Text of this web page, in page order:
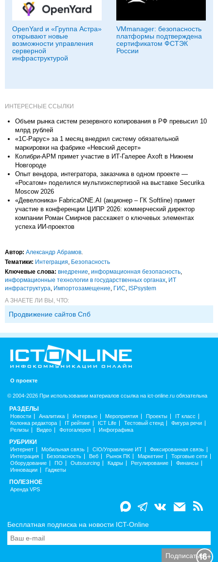
OpenYard и «Группа Астра»
открывают новые
возможности управления
серверной
инфраструктурой
VMmanager: безопасность
платформы подтверждена
сертификатом ФСТЭК
России
ИНТЕРЕСНЫЕ ССЫЛКИ
Объем рынка систем резервного копирования в РФ превысил 10
млрд рублей
«1С-Рарус» за 1 месяц внедрил систему обязательной
маркировки на фабрике «Невский десерт»
Колибри-АРМ примет участие в ИТ-Галерее Axoft в Нижнем
Новгороде
Опыт вендора, интегратора, заказчика в одном проекте ―
«Росатом» поделился мультиэкспертизой на выставке Securika
Moscow 2026
«Девелоника» FabricaONE.AI (акционер – ГК Softline) примет
участие в конференции ЦИПР 2026: коммерческий директор
компании Роман Смирнов расскажет о ключевых элементах
успеха ИИ-проектов
Автор: Александр Абрамов.
Тематики: Интеграция, Безопасность
Ключевые слова: внедрение, информационная безопасность,
информационные технологии в государственных органах, ИТ
инфраструктура, Импорто­замещение, ГИС, ISPsystem
А ЗНАЕТЕ ЛИ ВЫ, ЧТО:
Продвижение сайтов Спб
О проекте
© 2004-2026 При использовании материалов ссылка на ict-online.ru обязательна
РАЗДЕЛЫ
Новости Аналитика Интервью Мероприятия Проекты
IT класс
Колонка редактора
IT рейтинг ICT Life Тестовый стенд
Фигура речи
Релизы
Видео Фотогалерея Инфографика
РУБРИКИ
Интернет Мобильная связь CIO/Управление ИТ
Фиксированная связь
Интеграция
Безопасность Веб Рынок ПК Маркетинг
Торговые сети
Оборудование
ПО Outsourcing Кадры Регулирование
Финансы
Инновации
Гаджеты
ПОЛЕЗНОЕ
Аренда VPS
Бесплатная подписка на новости ICT-Online